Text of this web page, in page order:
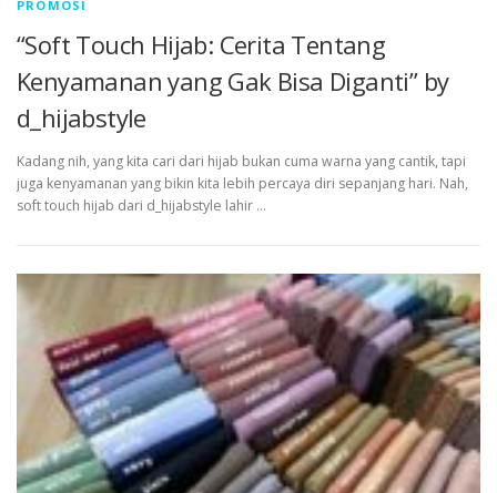
PROMOSI
“Soft Touch Hijab: Cerita Tentang
Kenyamanan yang Gak Bisa Diganti” by
d_hijabstyle
Kadang nih, yang kita cari dari hijab bukan cuma warna yang cantik, tapi
juga kenyamanan yang bikin kita lebih percaya diri sepanjang hari. Nah,
soft touch hijab dari d_hijabstyle lahir …